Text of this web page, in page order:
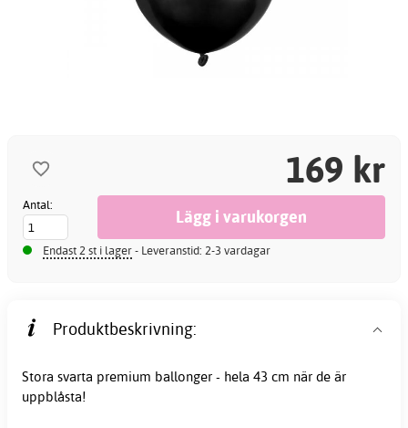
169 kr
Antal:
Endast 2 st i lager- Leveranstid: 2-3 vardagar
Produktbeskrivning:
Stora svarta premium ballonger - hela 43 cm när de är
uppblåsta!